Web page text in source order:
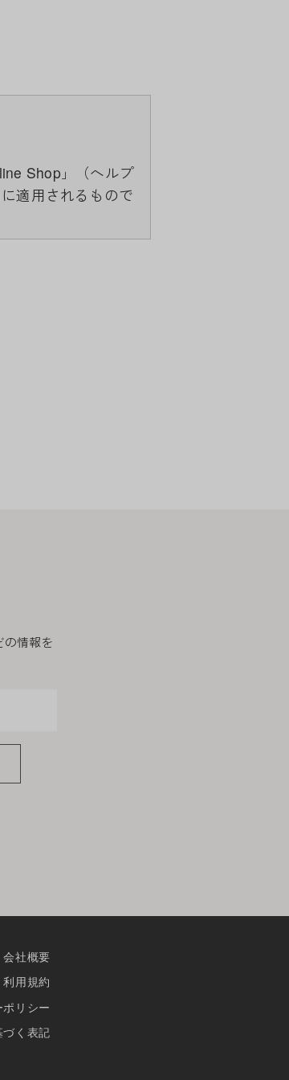
Shop」（ヘルプ
適用されるもので
諾します。
ます。
知します。
ーバ上に登録され
ない場合がありま
消させていただき
の情報を
会社概要
利用規約
リシー
く表記